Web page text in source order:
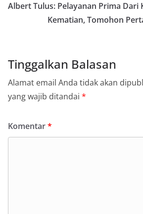
Albert Tulus: Pelayanan Prima Dari
Kematian, Tomohon
Tinggalkan Balasan
Alamat email Anda tidak akan
yang wajib ditandai *
Komentar*